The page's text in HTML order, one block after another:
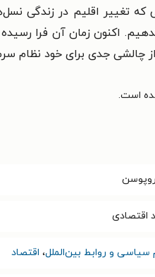
تغییر اقلیم در زندگی
اکنون زمان آن فرا
چالشی جدی برای خود نظام
اقتصادی
سیاسی و روابط بین‌الملل، اقتصاد